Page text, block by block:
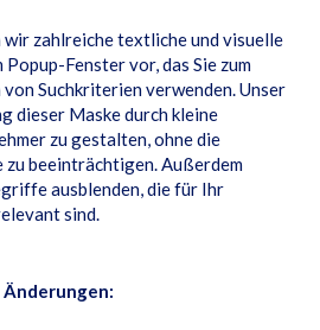
wir zahlreiche textliche und visuelle
Popup-Fenster vor, das Sie zum
Suchkriterien verwenden. Unser
dieser Maske durch kleine
zu gestalten, ohne die
beeinträchtigen. Außerdem
ausblenden, die für Ihr
sind.